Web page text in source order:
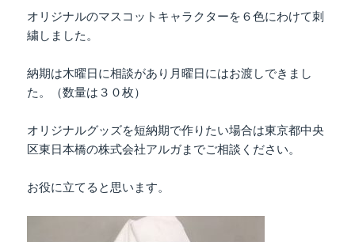
オリジナルのマスコットキャラクターを６色にわけて刺
繍しました。
納期は木曜日に相談があり月曜日にはお渡しできまし
た。（数量は３０枚）
オリジナルグッズを短納期で作りたい場合は東京都中央
区東日本橋の株式会社アルガまでご相談ください。
お役に立てると思います。